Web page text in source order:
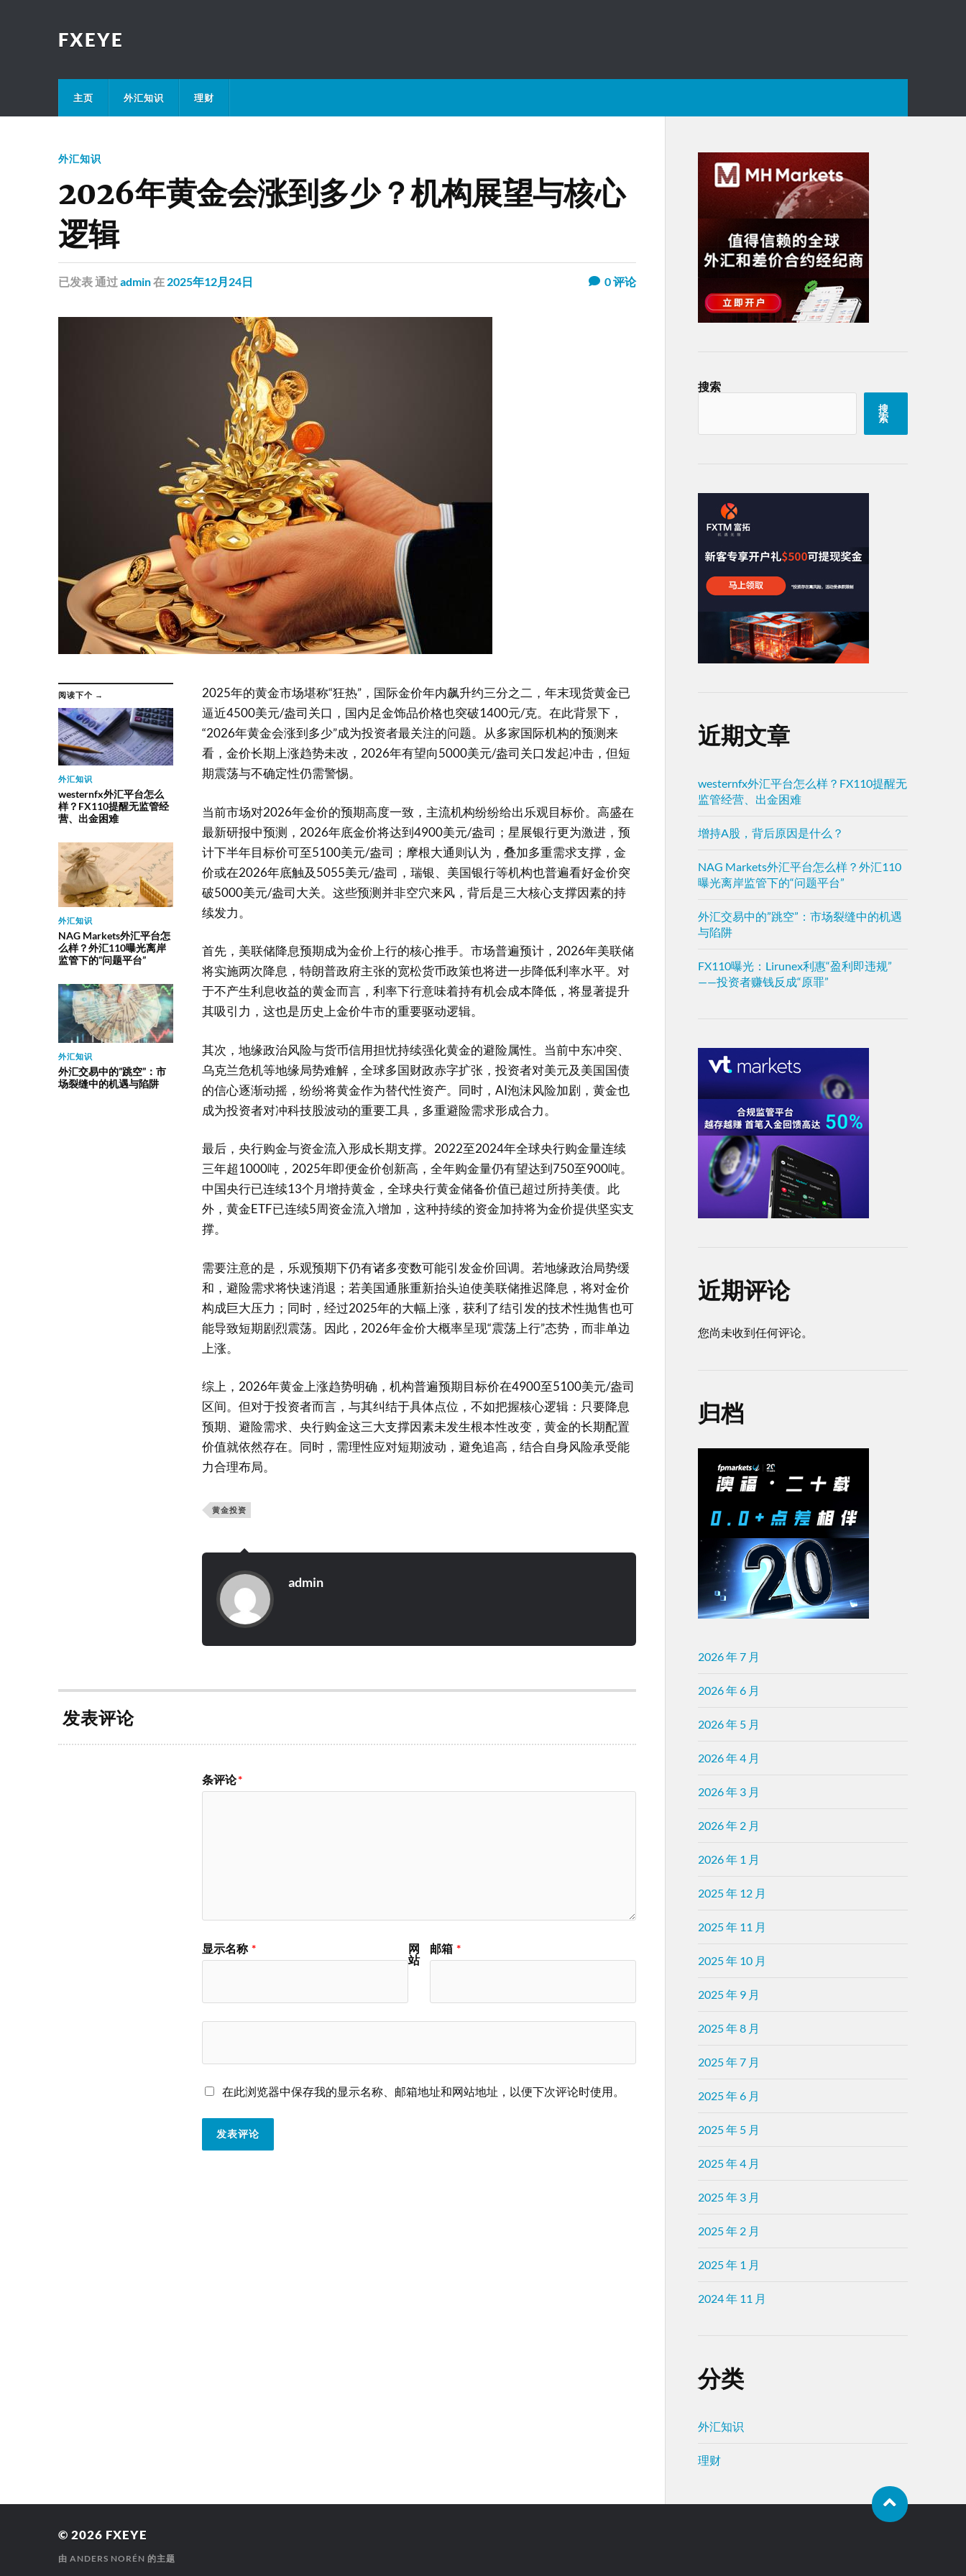
FXEYE
主页 外汇知识 理财
外汇知识
2026年黄金会涨到多少？机构展望与核心
逻辑
已发表通过admin在 2025年12月24日 0评论
阅读下个 →
外汇知识
westernfx外汇平台怎么
样？FX110提醒无监管经
营、出金困难
外汇知识
NAG Markets外汇平台怎
么样？外汇110曝光离岸
监管下的“问题平台”
外汇知识
外汇交易中的”跳空”：市
场裂缝中的机遇与陷阱
2025年的黄金市场堪称“狂热”，国际金价年内飙升约三分之二，年末现货黄金已
逼近4500美元/盎司关口，国内足金饰品价格也突破1400元/克。在此背景下，
“2026年黄金会涨到多少”成为投资者最关注的问题。从多家国际机构的预测来
看，金价长期上涨趋势未改，2026年有望向5000美元/盎司关口发起冲击，但短
期震荡与不确定性仍需警惕。
当前市场对2026年金价的预期高度一致，主流机构纷纷给出乐观目标价。高盛在
最新研报中预测，2026年底金价将达到4900美元/盎司；星展银行更为激进，预
计下半年目标价可至5100美元/盎司；摩根大通则认为，叠加多重需求支撑，金
价或在2026年底触及5055美元/盎司，瑞银、美国银行等机构也普遍看好金价突
破5000美元/盎司大关。这些预测并非空穴来风，背后是三大核心支撑因素的持
续发力。
首先，美联储降息预期成为金价上行的核心推手。市场普遍预计，2026年美联储
将实施两次降息，特朗普政府主张的宽松货币政策也将进一步降低利率水平。对
于不产生利息收益的黄金而言，利率下行意味着持有机会成本降低，将显著提升
其吸引力，这也是历史上金价牛市的重要驱动逻辑。
其次，地缘政治风险与货币信用担忧持续强化黄金的避险属性。当前中东冲突、
乌克兰危机等地缘局势难解，全球多国财政赤字扩张，投资者对美元及美国国债
的信心逐渐动摇，纷纷将黄金作为替代性资产。同时，AI泡沫风险加剧，黄金也
成为投资者对冲科技股波动的重要工具，多重避险需求形成合力。
最后，央行购金与资金流入形成长期支撑。2022至2024年全球央行购金量连续
三年超1000吨，2025年即便金价创新高，全年购金量仍有望达到750至900吨。
中国央行已连续13个月增持黄金，全球央行黄金储备价值已超过所持美债。此
外，黄金ETF已连续5周资金流入增加，这种持续的资金加持将为金价提供坚实支
撑。
需要注意的是，乐观预期下仍有诸多变数可能引发金价回调。若地缘政治局势缓
和，避险需求将快速消退；若美国通胀重新抬头迫使美联储推迟降息，将对金价
构成巨大压力；同时，经过2025年的大幅上涨，获利了结引发的技术性抛售也可
能导致短期剧烈震荡。因此，2026年金价大概率呈现“震荡上行”态势，而非单边
上涨。
综上，2026年黄金上涨趋势明确，机构普遍预期目标价在4900至5100美元/盎司
区间。但对于投资者而言，与其纠结于具体点位，不如把握核心逻辑：只要降息
预期、避险需求、央行购金这三大支撑因素未发生根本性改变，黄金的长期配置
价值就依然存在。同时，需理性应对短期波动，避免追高，结合自身风险承受能
力合理布局。
黄金投资
admin
发表评论
条评论*
显示名称 * 邮箱 *
网
站
在此浏览器中保存我的显示名称、邮箱地址和网站地址，以便下次评论时使用。
搜索
搜
索
近期文章
westernfx外汇平台怎么样？FX110提醒无
监管经营、出金困难
增持A股，背后原因是什么？
NAG Markets外汇平台怎么样？外汇110
曝光离岸监管下的“问题平台”
外汇交易中的”跳空”：市场裂缝中的机遇
与陷阱
FX110曝光：Lirunex利惠“盈利即违规”
——投资者赚钱反成“原罪”
近期评论
您尚未收到任何评论。
归档
2026 年 7 月
2026 年 6 月
2026 年 5 月
2026 年 4 月
2026 年 3 月
2026 年 2 月
2026 年 1 月
2025 年 12 月
2025 年 11 月
2025 年 10 月
2025 年 9 月
2025 年 8 月
2025 年 7 月
2025 年 6 月
2025 年 5 月
2025 年 4 月
2025 年 3 月
2025 年 2 月
2025 年 1 月
2024 年 11 月
分类
外汇知识
理财
© 2026 FXEYE
由 ANDERS NORÉN 的主题